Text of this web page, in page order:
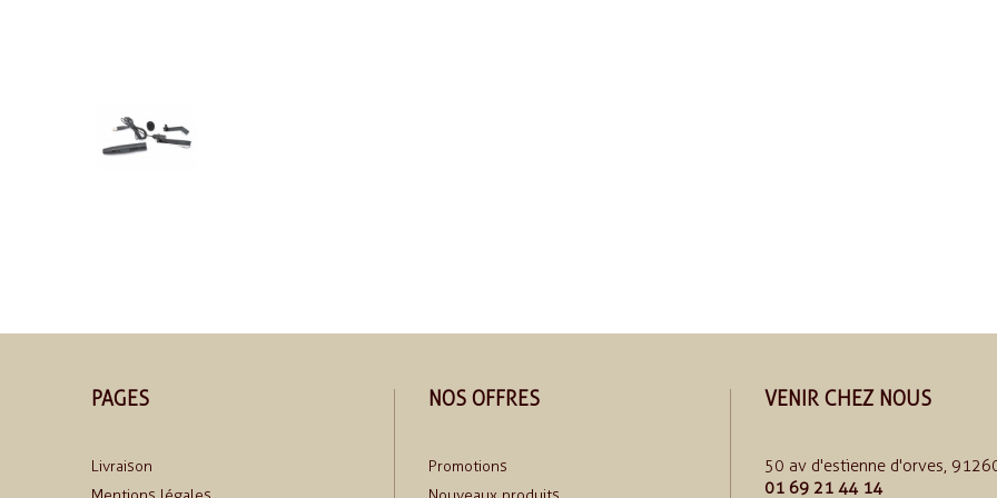
PAGES
Livraison
NOS OFFRES
Promotions
VENIR CHEZ NOUS
50 av d'estienne d'orves,
01 69 21 44 14